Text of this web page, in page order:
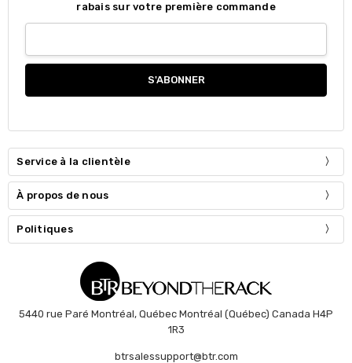
rabais sur votre première commande
Service à la clientèle
À propos de nous
Politiques
5440 rue Paré Montréal, Québec Montréal (Québec) Canada H4P
1R3
btrsalessupport@btr.com